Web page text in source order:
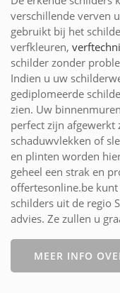
verschillende verven
gebruikt bij het
verfkleuren,
schilder zonder
Indien u uw
gediplomeerde
zien. Uw
perfect zijn afgewerkt
schaduwvlekken of
en plinten worden
geheel een strak en
offertesonline.be
schilders uit de regio
advies. Ze zullen u
MEER INFO